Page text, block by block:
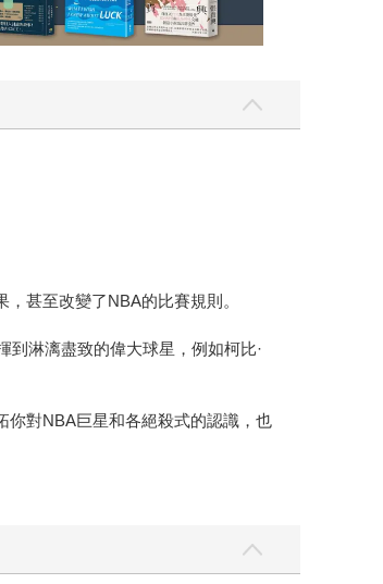
甚至改變了NBA的比賽規則。
淋漓盡致的偉大球星，例如柯比·
你對NBA巨星和各絕殺式的認識，也